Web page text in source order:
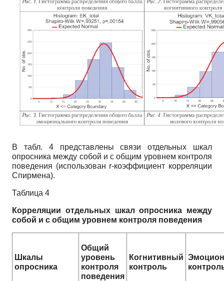
В табл. 4 представлены связи отдельных шкал
опросника между собой и с общим уровнем контроля
поведения (использован r-коэффициент корреляции
Спирмена).
Таблица 4
Корреляции отдельных шкал опросника между
собой и с общим уровнем контроля поведения
Шкалы
опросника
Общий
уровень
контроля
поведения
Когнитивный
контроль